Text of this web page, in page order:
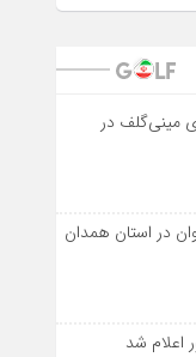
مینی‌گلف در
در استان همدان
اعلام شد